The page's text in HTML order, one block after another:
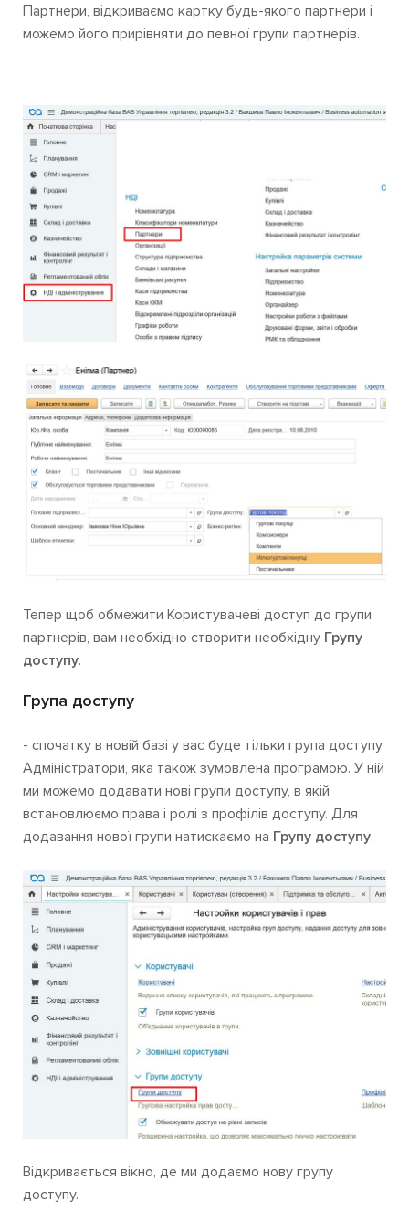
Партнери, відкриваємо картку будь-якого партнери і
можемо його прирівняти до певної групи партнерів.
Тепер щоб обмежити Користувачеві доступ до групи
партнерів, вам необхідно створити необхідну Групу
доступу.
Група доступу
- спочатку в новій базі у вас буде тільки група доступу
Адміністратори, яка також зумовлена програмою. У ній
ми можемо додавати нові групи доступу, в якій
встановлюємо права і ролі з профілів доступу. Для
додавання нової групи натискаємо на Групу доступу.
Відкривається вікно, де ми додаємо нову групу
доступу.